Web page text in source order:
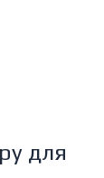
для